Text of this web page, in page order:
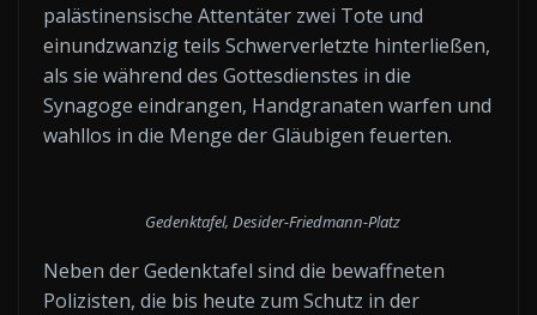
palästinensische Attentäter zwei Tote und
einundzwanzig teils Schwerverletzte hinterließen,
als sie während des Gottesdienstes in die
Synagoge eindrangen, Handgranaten warfen und
wahllos in die Menge der Gläubigen feuerten.
Gedenktafel, Desider-Friedmann-Platz
Neben der Gedenktafel sind die bewaffneten
Polizisten, die bis heute zum Schutz in der